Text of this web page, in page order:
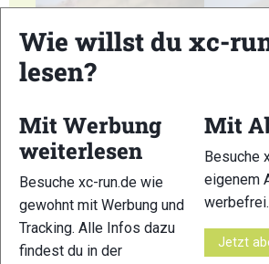
15
Wie willst du xc-
lesen?
Mit Werbung
weiterlesen
Besuche xc-run.de wie
gewohnt mit Werbung und
Tracking. Alle Infos dazu
findest du in der
Mit
Besuche
eigenem
werbefrei.
Jetzt